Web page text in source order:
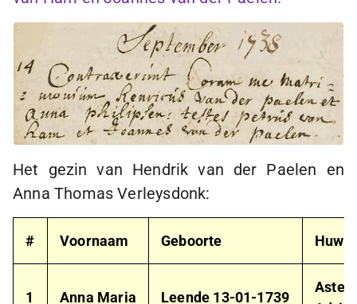
Het gezin van Hendrik van der Paelen en
Anna Thomas Verleysdonk:
# Voornaam Geboorte
1 Anna Maria Leende 13-01-1739
Asten